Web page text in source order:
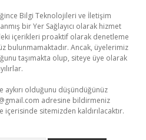
Bilgi Teknolojileri ve İletişim
bir Yer Sağlayıcı olarak hizmet
içerikleri proaktif olarak denetleme
bulunmamaktadır. Ancak, üyelerimiz
taşımakta olup, siteye üye olarak
aykırı olduğunu düşündüğünüz
adresine bildirmeniz
sitemizden kaldırılacaktır.